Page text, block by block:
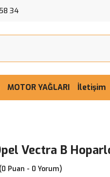
34
MOTOR YAĞLARI İletişim
Vectra B
(0 Puan - 0 Yorum)